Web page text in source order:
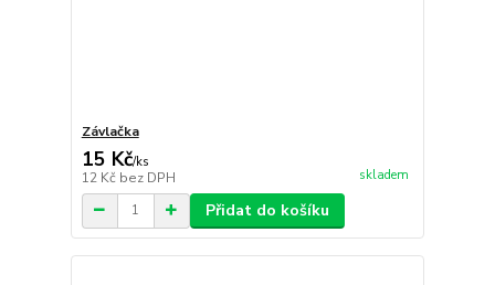
Závlačka
15 Kč/ks
12 Kč bez DPH skladem
Přidat do košíku